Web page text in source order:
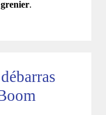
.